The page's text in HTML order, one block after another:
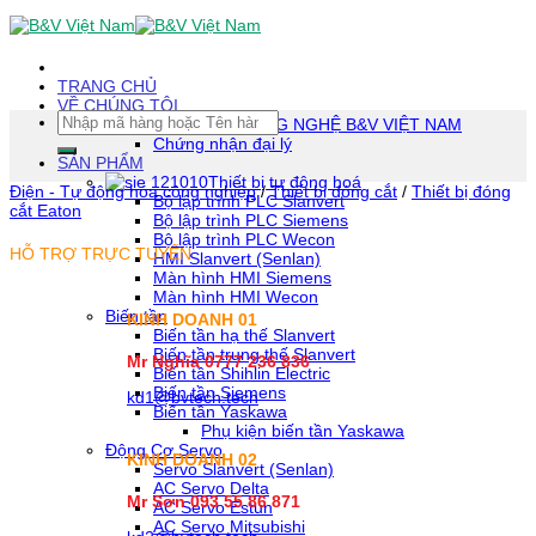
Skip
To
(tạm
dịch)
TRANG CHỦ
VỀ CHÚNG TÔI
CÔNG TY TNHH CÔNG NGHỆ B&V VIỆT NAM
Chứng nhận đại lý
SẢN PHẨM
Thiết bị tự động hoá
Bộ lập trình PLC Slanvert
Bộ lập trình PLC Siemens
Bộ lập trình PLC Wecon
HMI Slanvert (Senlan)
Màn hình HMI Siemens
Màn hình HMI Wecon
Biến tần
Biến tần hạ thế Slanvert
Biến tần trung thế Slanvert
Biến tần Shihlin Electric
Biến tần Siemens
Biến tần Yaskawa
Phụ kiện biến tần Yaskawa
Động Cơ Servo
Servo Slanvert (Senlan)
AC Servo Delta
AC Servo Estun
AC Servo Mitsubishi
Tìm
kiếm:
Điện - Tự động hóa công nghiệp / Thiết bị đóng cắt / Thiết bị đóng
cắt Eaton
HỖ TRỢ TRỰC TUYẾN
KINH DOANH 01
Mr Nghĩa 0777 236 836
kd1@bvtech.tech
KINH DOANH 02
Mr Sơn093 55 86 871